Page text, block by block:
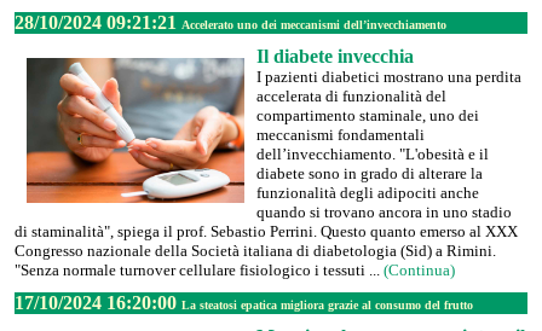
28/10/2024 09:21:21 Accelerato uno dei meccanismi dell’invecchiamento
Il diabete invecchia
I pazienti diabetici mostrano una perdita
accelerata di funzionalità del
compartimento staminale, uno dei
meccanismi fondamentali
dell’invecchiamento. "L'obesità e il
diabete sono in grado di alterare la
funzionalità degli adipociti anche
quando si trovano ancora in uno stadio
di staminalità", spiega il prof. Sebastio Perrini. Questo quanto emerso al XXX
Congresso nazionale della Società italiana di diabetologia (Sid) a Rimini.
"Senza normale turnover cellulare fisiologico i tessuti ... (Continua)
17/10/2024 16:20:00 La steatosi epatica migliora grazie al consumo del frutto